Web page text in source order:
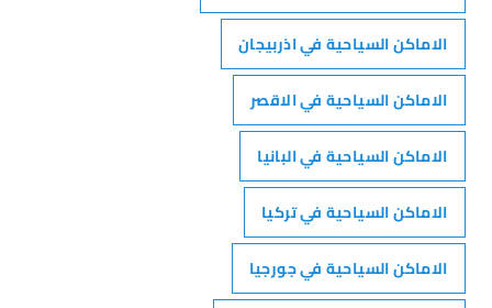
الاماكن السياحية في اذربيجان
الاماكن السياحية في الاقصر
الاماكن السياحية في البانيا
الاماكن السياحية في تركيا
الاماكن السياحية في جورجيا